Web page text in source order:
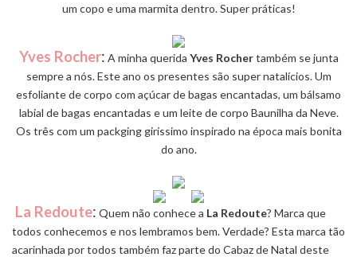
um copo e uma marmita dentro. Super práticas!
Yves Rocher: A minha querida Yves Rochertambém se junta
sempre a nós. Este ano os presentes são super natalícios. Um
esfoliante de corpo com açúcar de bagas encantadas, um bálsamo
labial de bagas encantadas e um leite de corpo Baunilha da Neve.
Os três com um packging giríssimo inspirado na época mais bonita
do ano.
La Redoute: Quem não conhece a La Redoute? Marca que
todos conhecemos e nos lembramos bem. Verdade? Esta marca tão
acarinhada por todos também faz parte do Cabaz de Natal deste